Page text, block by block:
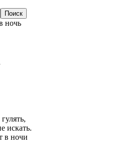
ночь
искать.
в ночи